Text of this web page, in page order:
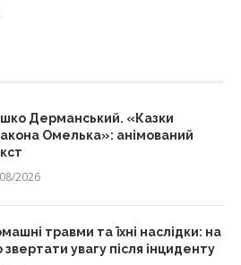
Дерманський. «Казки
Омелька»: анімований
2026
травми та їхні наслідки: на
звертати увагу після інциденту